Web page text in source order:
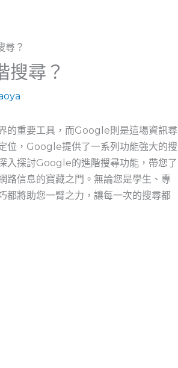
搜尋？
的重要工具，而Google則是這場資訊尋
位，Google提供了一系列功能強大的搜
入探討Google的進階搜尋功能，帶您了
路信息的寶藏之門。無論您是學生、專
都將助您一臂之力，讓每一次的搜尋都